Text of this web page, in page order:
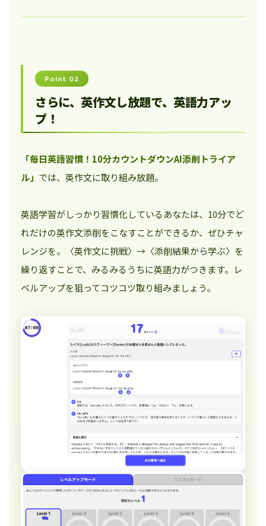
Point 02
さらに、英作文し放題で、英語力アッ
プ！
「毎日英語習慣！10分カウントダウンAI添削トライア
ル」 では、英作文に取り組み放題。
英語学習がしっかり習慣化しているあなたは、10分でど
れだけの英作文添削をこなすことができるか、ぜひチャ
レンジを。〈英作文に挑戦〉→〈添削結果から学ぶ〉を
繰り返すことで、みるみるうちに英語力がつきます。レ
ベルアップを狙ってコツコツ取り組みましょう。